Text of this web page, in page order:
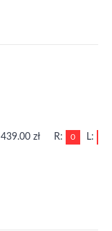
439.00 zł R: 0 L: